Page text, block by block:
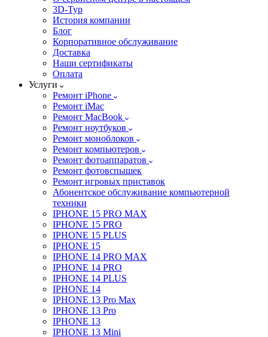
3D-Тур
История компании
Блог
Корпоративное обслуживание
Доставка
Наши сертификаты
Оплата
Услуги
Ремонт iPhone
Ремонт iMac
Ремонт MacBook
Ремонт ноутбуков
Ремонт моноблоков
Ремонт компьютеров
Ремонт фотоаппаратов
Ремонт фотовспышек
Ремонт игровых приставок
Абонентское обслуживание компьютерной
техники
IPHONE 15 PRO MAX
IPHONE 15 PRO
IPHONE 15 PLUS
IPHONE 15
IPHONE 14 PRO MAX
IPHONE 14 PRO
IPHONE 14 PLUS
IPHONE 14
IPHONE 13 Pro Max
IPHONE 13 Pro
IPHONE 13
IPHONE 13 Mini